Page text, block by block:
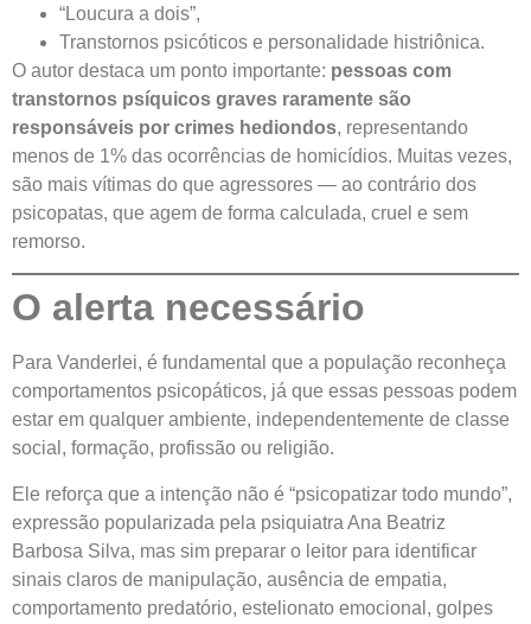
“Loucura a dois”,
Transtornos psicóticos e personalidade histriônica.
O autor destaca um ponto importante: pessoas com
transtornos psíquicos graves raramente são
responsáveis por crimes hediondos, representando
menos de 1% das ocorrências de homicídios. Muitas vezes,
são mais vítimas do que agressores — ao contrário dos
psicopatas, que agem de forma calculada, cruel e sem
remorso.
O alerta necessário
Para Vanderlei, é fundamental que a população reconheça
comportamentos psicopáticos, já que essas pessoas podem
estar em qualquer ambiente, independentemente de classe
social, formação, profissão ou religião.
Ele reforça que a intenção não é “psicopatizar todo mundo”,
expressão popularizada pela psiquiatra Ana Beatriz
Barbosa Silva, mas sim preparar o leitor para identificar
sinais claros de manipulação, ausência de empatia,
comportamento predatório, estelionato emocional, golpes